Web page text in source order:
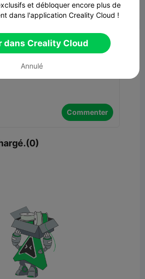
6 
Commenter
et débloquer encore plus de
dans l'application Creality Cloud !
dans Creality Cloud
Annulé